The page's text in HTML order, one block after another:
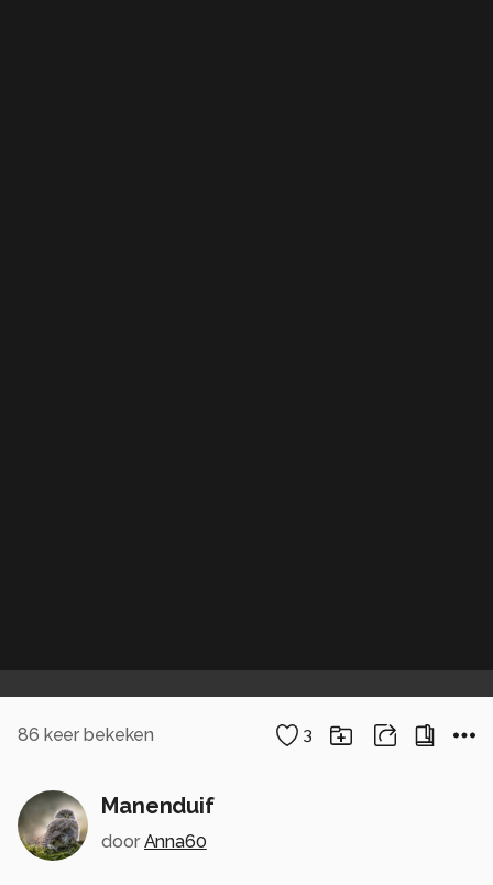
86 keer bekeken 3
Manenduif
door Anna60